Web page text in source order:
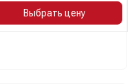
Выбрать цену